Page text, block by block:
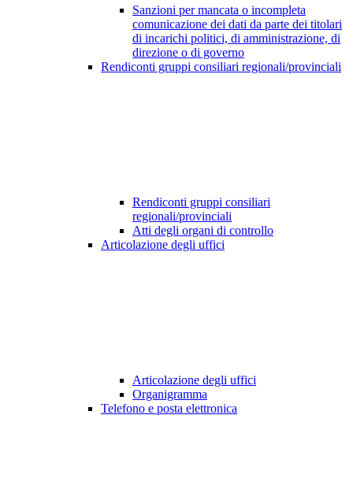
Sanzioni per mancata o incompleta
comunicazione dei dati da parte dei titolari
di incarichi politici, di amministrazione, di
direzione o di governo
Rendiconti gruppi consiliari regionali/provinciali
Rendiconti gruppi consiliari
regionali/provinciali
Atti degli organi di controllo
Articolazione degli uffici
Articolazione degli uffici
Organigramma
Telefono e posta elettronica